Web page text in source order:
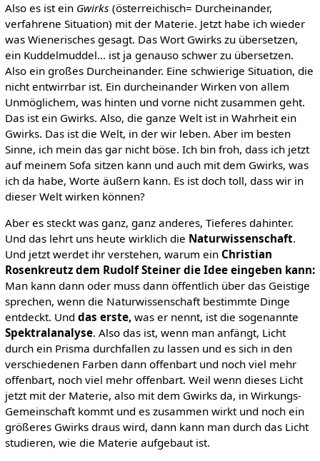
Also es ist ein Gwirks (österreichisch= Durcheinander,
verfahrene Situation) mit der Materie. Jetzt habe ich wieder
was Wienerisches gesagt. Das Wort Gwirks zu übersetzen,
ein Kuddelmuddel... ist ja genauso schwer zu übersetzen.
Also ein großes Durcheinander. Eine schwierige Situation, die
nicht entwirrbar ist. Ein durcheinander Wirken von allem
Unmöglichem, was hinten und vorne nicht zusammen geht.
Das ist ein Gwirks. Also, die ganze Welt ist in Wahrheit ein
Gwirks. Das ist die Welt, in der wir leben. Aber im besten
Sinne, ich mein das gar nicht böse. Ich bin froh, dass ich jetzt
auf meinem Sofa sitzen kann und auch mit dem Gwirks, was
ich da habe, Worte äußern kann. Es ist doch toll, dass wir in
dieser Welt wirken können?
Aber es steckt was ganz, ganz anderes, Tieferes dahinter.
Und das lehrt uns heute wirklich die Naturwissenschaft.
Und jetzt werdet ihr verstehen, warum ein Christian
Rosenkreutz dem Rudolf Steiner die Idee eingeben kann:
Man kann dann oder muss dann öffentlich über das Geistige
sprechen, wenn die Naturwissenschaft bestimmte Dinge
entdeckt. Und das erste,was er nennt, ist die sogenannte
Spektralanalyse. Also das ist, wenn man anfängt, Licht
durch ein Prisma durchfallen zu lassen und es sich in den
verschiedenen Farben dann offenbart und noch viel mehr
offenbart, noch viel mehr offenbart. Weil wenn dieses Licht
jetzt mit der Materie, also mit dem Gwirks da, in Wirkungs-
Gemeinschaft kommt und es zusammen wirkt und noch ein
größeres Gwirks draus wird, dann kann man durch das Licht
studieren, wie die Materie aufgebaut ist.